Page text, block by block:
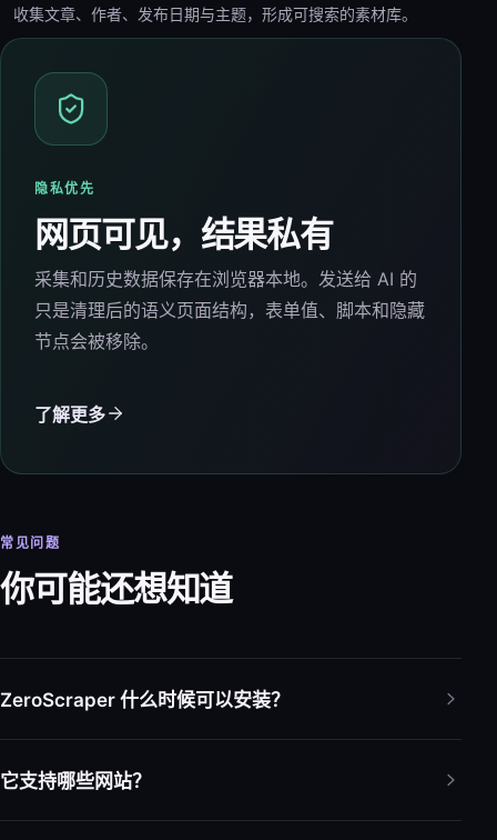
收集文章、作者、发布日期与主题，形成可搜索的素材库。
隐私优先
网页可见，结果私有
采集和历史数据保存在浏览器本地。发送给 AI 的
只是清理后的语义页面结构，表单值、脚本和隐藏
节点会被移除。
了解更多
常见问题
你可能还想知道
ZeroScraper 什么时候可以安装？
它支持哪些网站？